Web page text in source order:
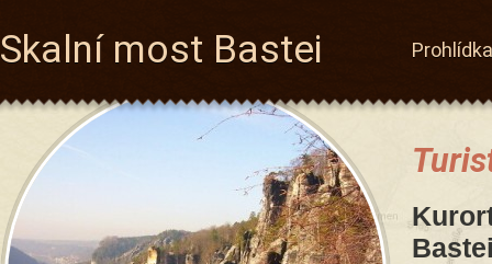
Skalní most Bastei Prohlídka